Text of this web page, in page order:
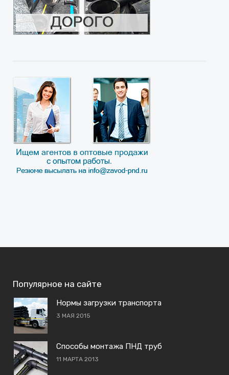
Популярное на сайте
Нормы загрузки транспорта
3 МАЯ 2015
Способы монтажа ПНД труб
11 МАРТА 2013